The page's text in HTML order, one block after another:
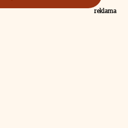
reklama